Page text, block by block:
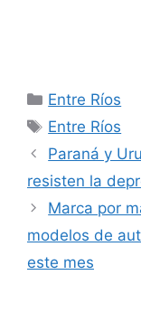
Categorías
Entre Ríos
Etiquetas
Entre Ríos
Paraná y
resisten la
Marca por
modelos de
este mes